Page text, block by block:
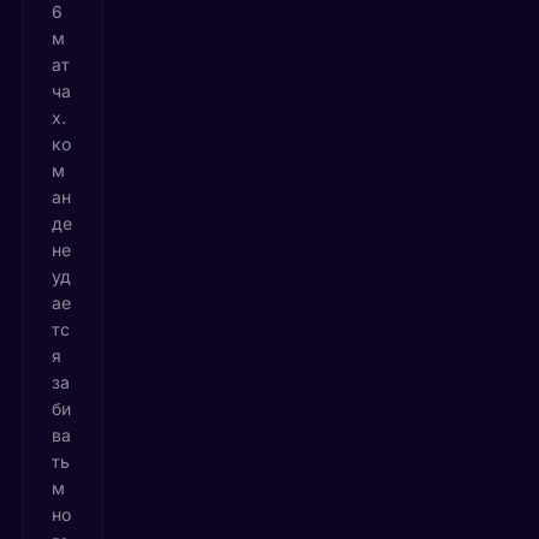
6
м
ат
ча
х.
ко
м
ан
де
не
уд
ае
тс
я
за
би
ва
ть
м
но